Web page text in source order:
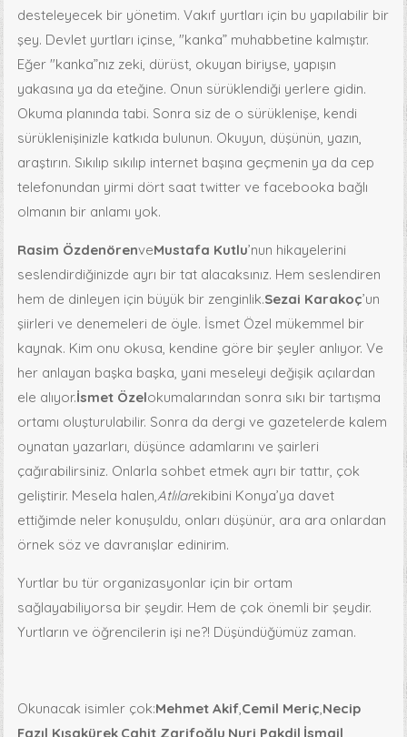
desteleyecek bir yönetim. Vakıf yurtları için bu yapılabilir bir
şey. Devlet yurtları içinse, "kanka” muhabbetine kalmıştır.
Eğer "kanka”nız zeki, dürüst, okuyan biriyse, yapışın
yakasına ya da eteğine. Onun sürüklendiği yerlere gidin.
Okuma planında tabi. Sonra siz de o sürüklenişe, kendi
sürüklenişinizle katkıda bulunun. Okuyun, düşünün, yazın,
araştırın. Sıkılıp sıkılıp internet başına geçmenin ya da cep
telefonundan yirmi dört saat twitter ve facebooka bağlı
olmanın bir anlamı yok.
Rasim ÖzdenörenveMustafa Kutlu’nun hikayelerini
seslendirdiğinizde ayrı bir tat alacaksınız. Hem seslendiren
hem de dinleyen için büyük bir zenginlik.Sezai Karakoç’un
şiirleri ve denemeleri de öyle. İsmet Özel mükemmel bir
kaynak. Kim onu okusa, kendine göre bir şeyler anlıyor. Ve
her anlayan başka başka, yani meseleyi değişik açılardan
ele alıyor.İsmet Özelokumalarından sonra sıkı bir tartışma
ortamı oluşturulabilir. Sonra da dergi ve gazetelerde kalem
oynatan yazarları, düşünce adamlarını ve şairleri
çağırabilirsiniz. Onlarla sohbet etmek ayrı bir tattır, çok
geliştirir. Mesela halen,Atlılarekibini Konya’ya davet
ettiğimde neler konuşuldu, onları düşünür, ara ara onlardan
örnek söz ve davranışlar edinirim.
Yurtlar bu tür organizasyonlar için bir ortam
sağlayabiliyorsa bir şeydir. Hem de çok önemli bir şeydir.
Yurtların ve öğrencilerin işi ne?! Düşündüğümüz zaman.
Okunacak isimler çok:Mehmet Akif,Cemil Meriç,Necip
Fazıl Kısakürek Cahit Zarifoğlu Nuri Pakdil İsmail